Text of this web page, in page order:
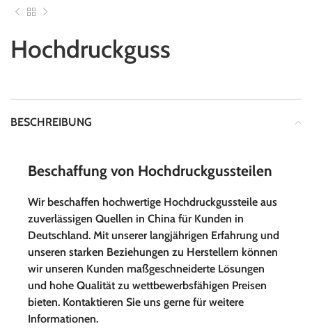
Hochdruckguss
BESCHREIBUNG
Beschaffung von Hochdruckgussteilen
Wir beschaffen hochwertige Hochdruckgussteile aus
zuverlässigen Quellen in China für Kunden in
Deutschland. Mit unserer langjährigen Erfahrung und
unseren starken Beziehungen zu Herstellern können
wir unseren Kunden maßgeschneiderte Lösungen
und hohe Qualität zu wettbewerbsfähigen Preisen
bieten. Kontaktieren Sie uns gerne für weitere
Informationen.